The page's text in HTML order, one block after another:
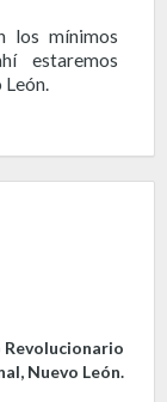
los mínimos
estaremos
León.
Nuevo León.